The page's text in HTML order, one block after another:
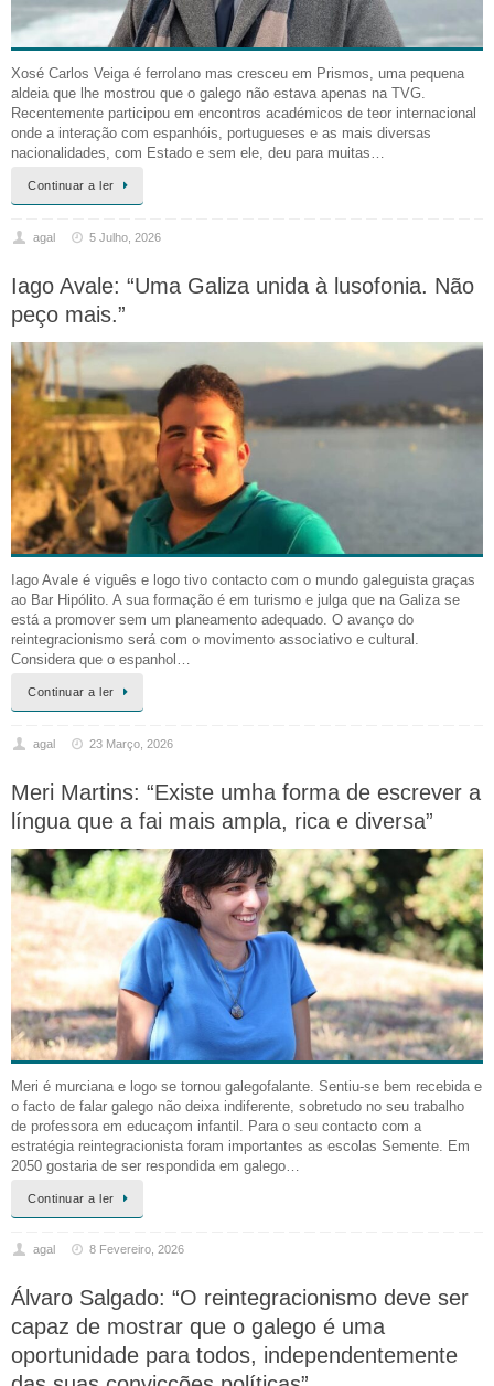
Xosé Carlos Veiga é ferrolano mas cresceu em Prismos, uma pequena
aldeia que lhe mostrou que o galego não estava apenas na TVG.
Recentemente participou em encontros académicos de teor internacional
onde a interação com espanhóis, portugueses e as mais diversas
nacionalidades, com Estado e sem ele, deu para muitas…
Continuar a ler
agal 5 Julho, 2026
Iago Avale: “Uma Galiza unida à lusofonia. Não
peço mais.”
Iago Avale é viguês e logo tivo contacto com o mundo galeguista graças
ao Bar Hipólito. A sua formação é em turismo e julga que na Galiza se
está a promover sem um planeamento adequado. O avanço do
reintegracionismo será com o movimento associativo e cultural.
Considera que o espanhol…
Continuar a ler
agal 23 Março, 2026
Meri Martins: “Existe umha forma de escrever a
língua que a fai mais ampla, rica e diversa”
Meri é murciana e logo se tornou galegofalante. Sentiu-se bem recebida e
o facto de falar galego não deixa indiferente, sobretudo no seu trabalho
de professora em educaçom infantil. Para o seu contacto com a
estratégia reintegracionista foram importantes as escolas Semente. Em
2050 gostaria de ser respondida em galego…
Continuar a ler
agal 8 Fevereiro, 2026
Álvaro Salgado: “O reintegracionismo deve ser
capaz de mostrar que o galego é uma
oportunidade para todos, independentemente